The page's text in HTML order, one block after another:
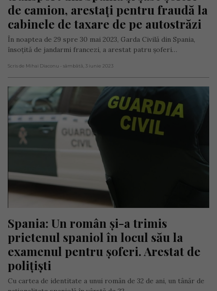
de camion, arestați pentru fraudă la
cabinele de taxare de pe autostrăzi
În noaptea de 29 spre 30 mai 2023, Garda Civilă din Spania,
însoțită de jandarmi francezi, a arestat patru șoferi…
Scris de Mihai Diaconu - sâmbătă, 3 iunie 2023
Spania: Un român și-a trimis
prietenul spaniol în locul său la
examenul pentru șoferi. Arestat de
polițiști
Cu cartea de identitate a unui român de 32 de ani, un tânăr de